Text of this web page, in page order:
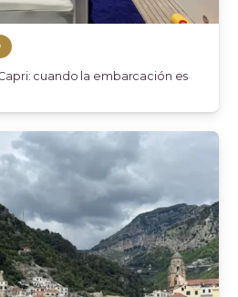
cuando la embarcación es